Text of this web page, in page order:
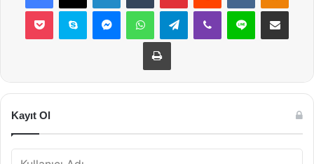
Pocket Skype MessengerWhatsAppTelegramViber Line E-Posta ile
Yazdır
Kayıt Ol